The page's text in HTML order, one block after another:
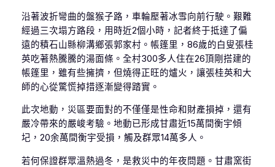
沿著波折彎曲的盤猴子路，車輪壓著冰雪向前行駛。艱難
經過三次塌方路段，用時近2個小時，記者終于抵達了偏
遠的積石山縣柳溝鄉張郭家村。帳篷里，86歲的白叟張桂
英吃著熱騰騰的湯面條。全村300多人住在26頂剛搭建的
帳篷里，雖有些擁擠，但燒得正旺的爐火，讓張桂英和大
師的心從驚慌掉措逐漸變得踏實。
此次地動，災區要面對的不僅僅是性命和財產損掉，還有
嚴冷帶來的嚴峻考驗。地動已形成甘肅近15萬間衡宇傾
圮，20余萬間衡宇受損，觸及群眾14萬多人。
若何保證群眾溫熱過冬，是救災中的年夜問題。甘肅窯街